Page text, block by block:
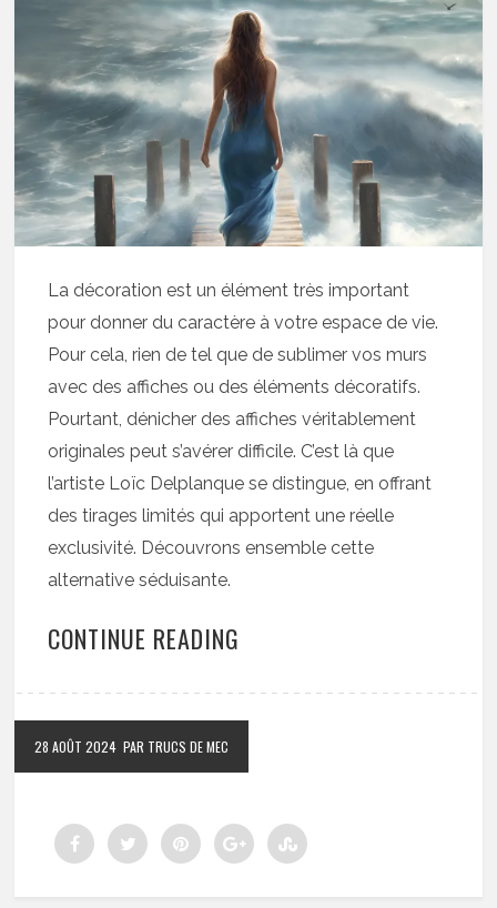
La décoration est un élément très important
pour donner du caractère à votre espace de vie.
Pour cela, rien de tel que de sublimer vos murs
avec des affiches ou des éléments décoratifs.
Pourtant, dénicher des affiches véritablement
originales peut s’avérer difficile. C’est là que
l’artiste Loïc Delplanque se distingue, en offrant
des tirages limités qui apportent une réelle
exclusivité. Découvrons ensemble cette
alternative séduisante.
CONTINUE READING
28 AOÛT 2024 PAR TRUCS DE MEC